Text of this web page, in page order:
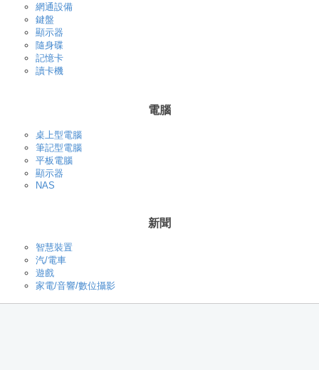
網通設備
鍵盤
顯示器
隨身碟
記憶卡
讀卡機
電腦
桌上型電腦
筆記型電腦
平板電腦
顯示器
NAS
新聞
智慧裝置
汽/電車
遊戲
家電/音響/數位攝影